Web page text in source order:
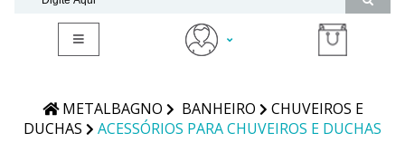
METALBAGNO BANHEIRO
CHUVEIROS E
DUCHAS
ACESSÓRIOS PARA CHUVEIROS E DUCHAS